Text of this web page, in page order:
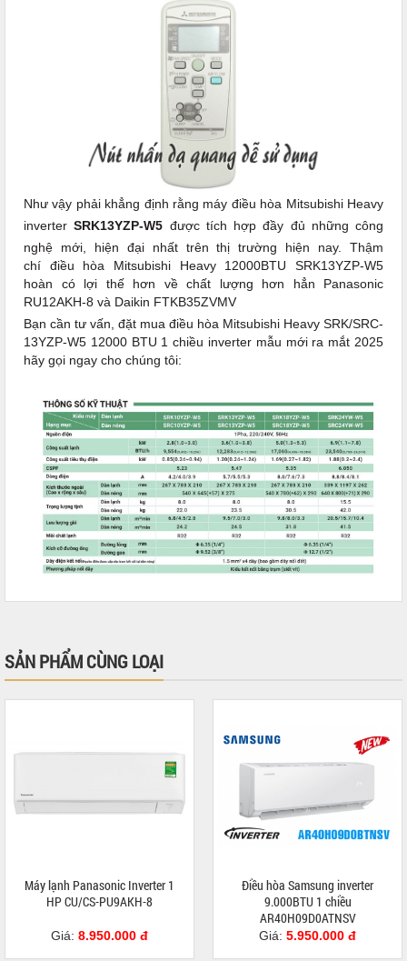
Như vậy phải khẳng định rằng máy điều hòa Mitsubishi Heavy
inverterSRK13YZP-W5 được tích hợp đầy đủ những công
nghệ mới, hiện đại nhất trên thị trường hiện nay. Thậm
chí điều hòa Mitsubishi Heavy 12000BTU SRK13YZP-W5
hoàn có lợi thế hơn về chất lượng hơn hẳn Panasonic
RU12AKH-8 và Daikin FTKB35ZVMV
Bạn cần tư vấn, đặt mua điều hòa Mitsubishi Heavy SRK/SRC-
13YZP-W5 12000 BTU 1 chiều inverter mẫu mới ra mắt 2025
hãy gọi ngay cho chúng tôi:
SẢN PHẨM CÙNG LOẠI
Máy lạnh Panasonic Inverter 1
HP CU/CS-PU9AKH-8
Giá: 8.950.000 đ
Điều hòa Samsung inverter
9.000BTU 1 chiều
AR40H09D0ATNSV
Giá: 5.950.000 đ